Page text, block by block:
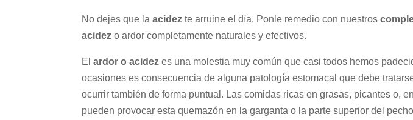
No dejes que laacidez te arruine el día. Ponle remedio con nuestros
acidez o ardor completamente naturales y efectivos.
Elardor o acidezes una molestia muy común que casi todos hemos
ocasiones es consecuencia de alguna patología estomacal que debe
ocurrir también de forma puntual. Las comidas ricas en grasas, picantes o,
pueden provocar esta quemazón en la garganta o la parte superior del